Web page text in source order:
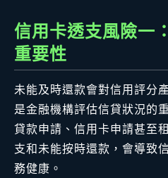
信用卡透支風險一
重要性
未能及時還款會對信用評分
是金融機構評估信貸狀況的
貸款申請、信用卡申請甚至
支和未能按時還款，會導致
務健康。